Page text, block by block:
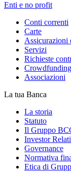
Enti e no profit
Conti correnti
Carte
Assicurazioni
Servizi
Richieste
Associazioni
La tua Banca
La storia
Statuto
Il Gruppo
Investor
Governance
Normativa
Etica di